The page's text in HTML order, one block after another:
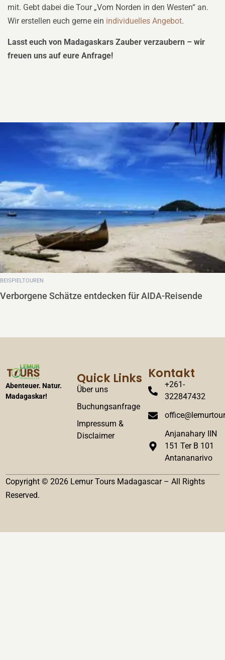
mit. Gebt dabei die Tour „Vom Norden in den Westen“ an.
Wir erstellen euch gerne ein individuelles Angebot.
Lasst euch von Madagaskars Zauber verzaubern – wir
freuen uns auf eure Anfrage!
BEISPIELTOUREN
Madagaskar entdecken – Ein unvergessliches
Abenteuer. Natur.
Madagaskar!
Quick Links
Über uns
Buchungsanfrage
Impressum &
Disclaimer
Kontakt
+261-
322847432
Anjanahary IIN
151 Ter B 101
Antananarivo
Copyright © 2026 Lemur Tours Madagascar – All Rights
Reserved.